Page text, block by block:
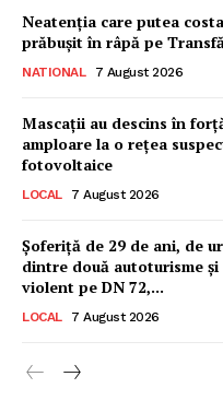
Neatenția care putea
prăbușit în râpă pe
NATIONAL 7 August 2026
Mascații au descins în
amploare la o rețea
fotovoltaice
LOCAL 7 August 2026
Șoferiță de 29 de ani, de
dintre două autoturisme
violent pe DN 72,...
LOCAL 7 August 2026